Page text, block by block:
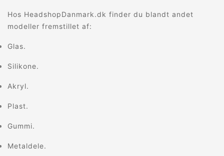
Hos HeadshopDanmark.dk finder du blandt andet
modeller fremstillet af:
Glas.
Silikone.
Akryl.
Plast.
Gummi.
Metaldele.